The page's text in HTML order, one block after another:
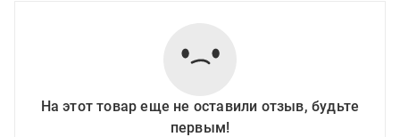
На этот товар еще не оставили отзыв, будьте
первым!